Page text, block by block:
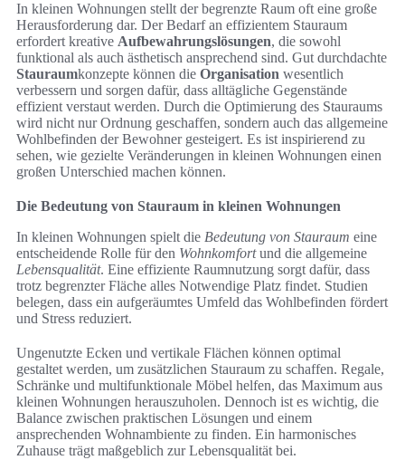
In kleinen Wohnungen stellt der begrenzte Raum oft eine große
Herausforderung dar. Der Bedarf an effizientem Stauraum
erfordert kreative Aufbewahrungslösungen, die sowohl
funktional als auch ästhetisch ansprechend sind. Gut durchdachte
Stauraumkonzepte können die Organisation wesentlich
verbessern und sorgen dafür, dass alltägliche Gegenstände
effizient verstaut werden. Durch die Optimierung des Stauraums
wird nicht nur Ordnung geschaffen, sondern auch das allgemeine
Wohlbefinden der Bewohner gesteigert. Es ist inspirierend zu
sehen, wie gezielte Veränderungen in kleinen Wohnungen einen
großen Unterschied machen können.
Die Bedeutung von Stauraum in kleinen Wohnungen
In kleinen Wohnungen spielt die Bedeutung von Stauraum eine
entscheidende Rolle für den Wohnkomfortund die allgemeine
Lebensqualität. Eine effiziente Raumnutzung sorgt dafür, dass
trotz begrenzter Fläche alles Notwendige Platz findet. Studien
belegen, dass ein aufgeräumtes Umfeld das Wohlbefinden fördert
und Stress reduziert.
Ungenutzte Ecken und vertikale Flächen können optimal
gestaltet werden, um zusätzlichen Stauraum zu schaffen. Regale,
Schränke und multifunktionale Möbel helfen, das Maximum aus
kleinen Wohnungen herauszuholen. Dennoch ist es wichtig, die
Balance zwischen praktischen Lösungen und einem
ansprechenden Wohnambiente zu finden. Ein harmonisches
Zuhause trägt maßgeblich zur Lebensqualität bei.